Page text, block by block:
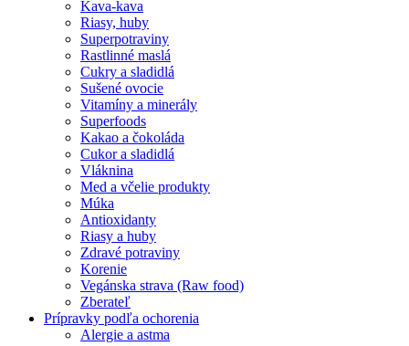
Kava-kava
Riasy, huby
Superpotraviny
Rastlinné maslá
Cukry a sladidlá
Sušené ovocie
Vitamíny a minerály
Superfoods
Kakao a čokoláda
Cukor a sladidlá
Vláknina
Med a včelie produkty
Múka
Antioxidanty
Riasy a huby
Zdravé potraviny
Korenie
Vegánska strava (Raw food)
Zberateľ
Prípravky podľa ochorenia
Alergie a astma